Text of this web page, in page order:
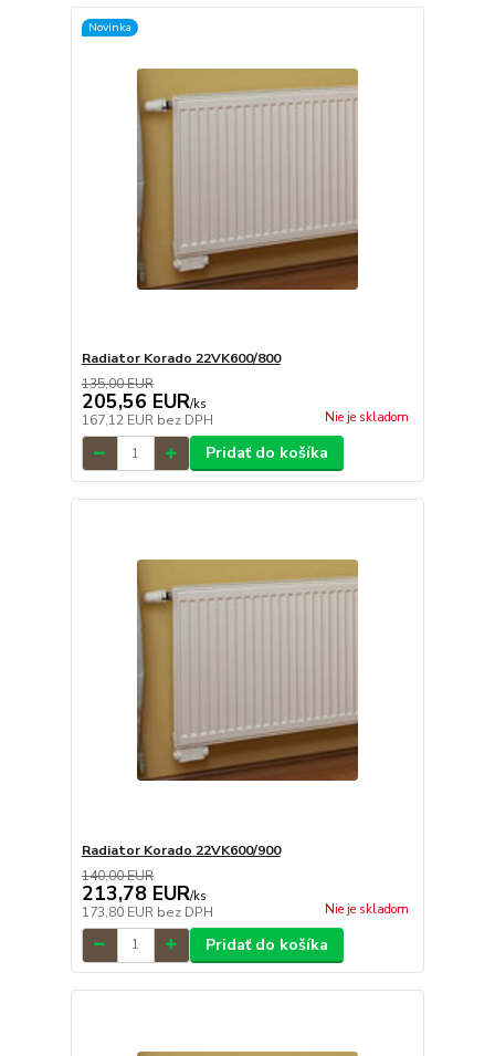
Novinka
Radiator Korado 22VK600/800
135,00 EUR
205,56 EUR/ks
167,12 EUR bez DPH Nie je skladom
Pridať do košíka
Radiator Korado 22VK600/900
140,00 EUR
213,78 EUR/ks
173,80 EUR bez DPH Nie je skladom
Pridať do košíka